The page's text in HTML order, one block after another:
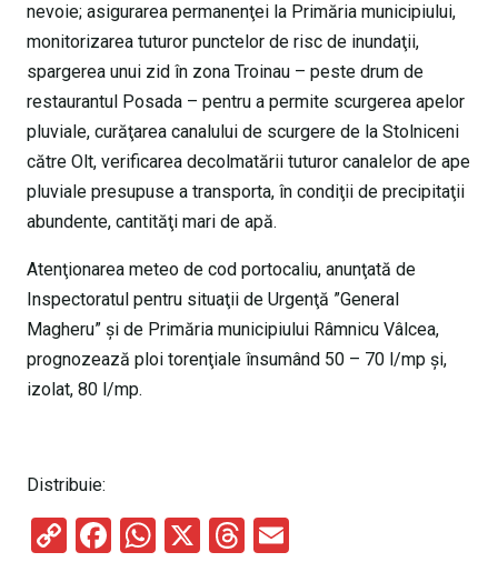
nevoie; asigurarea permanenţei la Primăria municipiului,
monitorizarea tuturor punctelor de risc de inundaţii,
spargerea unui zid în zona Troinau – peste drum de
restaurantul Posada – pentru a permite scurgerea apelor
pluviale, curăţarea canalului de scurgere de la Stolniceni
către Olt, verificarea decolmatării tuturor canalelor de ape
pluviale presupuse a transporta, în condiţii de precipitaţii
abundente, cantităţi mari de apă.
Atenţionarea meteo de cod portocaliu, anunţată de
Inspectoratul pentru situaţii de Urgenţă ”General
Magheru” şi de Primăria municipiului Râmnicu Vâlcea,
prognozează ploi torenţiale însumând 50 – 70 l/mp şi,
izolat, 80 l/mp.
Distribuie:
C
F
W X
T